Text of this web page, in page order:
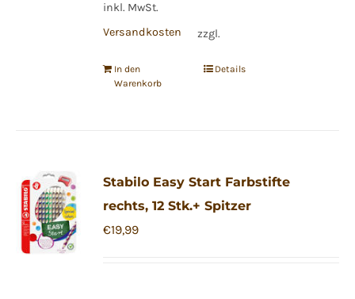
inkl. MwSt.
zzgl.
Versandkosten
In den
Warenkorb
Details
Stabilo Easy Start Farbstifte
rechts, 12 Stk.+ Spitzer
€19,99